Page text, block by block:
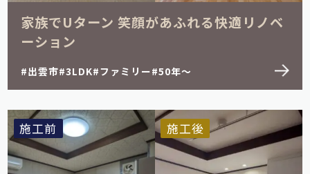
家族でUターン 笑顔があふれる快適リノベ
ーション
出雲市 3LDK ファミリー 50年～
施工前 施工後